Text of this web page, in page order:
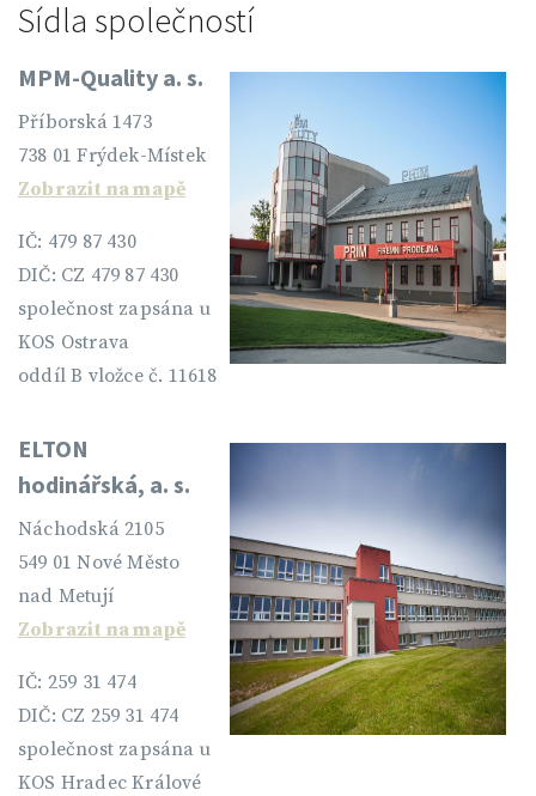
Sídla společností
MPM-Quality a. s.
Příborská 1473
738 01 Frýdek-Místek
Zobrazit na mapě
IČ: 479 87 430
DIČ: CZ 479 87 430
společnost zapsána u
KOS Ostrava
oddíl B vložce č. 11618
ELTON
hodinářská, a. s.
Náchodská 2105
549 01 Nové Město
nad Metují
Zobrazit na mapě
IČ: 259 31 474
DIČ: CZ 259 31 474
společnost zapsána u
KOS Hradec Králové